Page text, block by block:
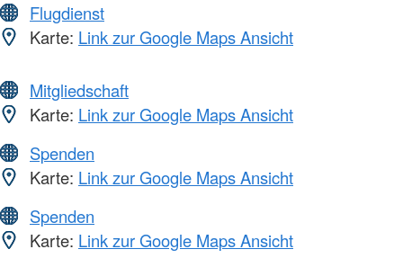
Flugdienst
Karte: Link zur Google Maps Ansicht
Mitgliedschaft
Karte: Link zur Google Maps Ansicht
Spenden
Karte: Link zur Google Maps Ansicht
Spenden
Karte: Link zur Google Maps Ansicht